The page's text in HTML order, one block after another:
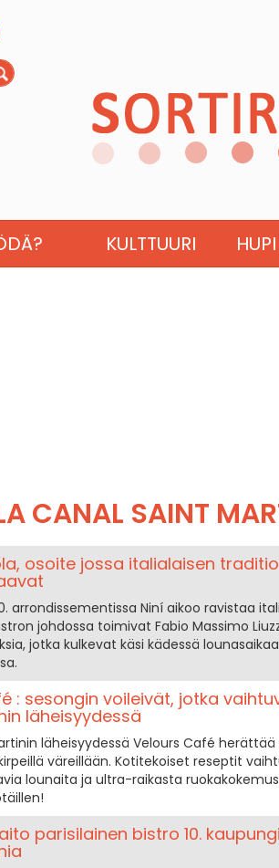
KULTTUURI HUPI
CANAL SAINT
osoite jossa italialaisen
arrondissementissa Niní aikoo ravistaa
johdossa toimivat Fabio Massimo
jotka kulkevat käsi kädessä
: sesongin voileivät, jotka
läheisyydessä
läheisyydessä Velours Café
väreillään. Kotitekoiset reseptit
lounaita ja ultra-raikasta
parisilainen bistro 10.